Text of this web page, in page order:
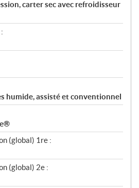
carter sec avec refroidisseur
humide, assisté et conventionnel
(global) 1re :
(global) 2e :